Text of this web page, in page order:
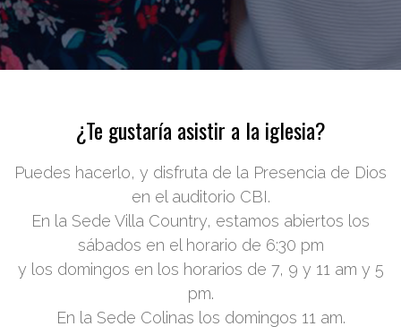
¿Te gustaría asistir a la iglesia?
Puedes hacerlo, y disfruta de la Presencia de Dios
en el auditorio CBI.
En la Sede Villa Country, estamos abiertos los
sábados en el horario de 6:30 pm
y los domingos en los horarios de 7, 9 y 11 am y 5
pm.
En la Sede Colinas los domingos 11 am.